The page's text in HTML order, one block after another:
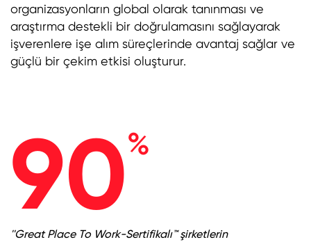
organizasyonların global olarak tanınması ve
araştırma destekli bir doğrulamasını sağlayarak
işverenlere işe alım süreçlerinde avantaj sağlar ve
güçlü bir çekim etkisi oluşturur.
90%
''Great Place To Work-Sertifikalı™ şirketlerin